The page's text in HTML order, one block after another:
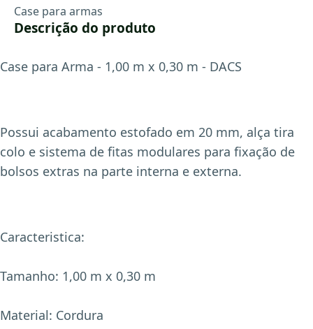
Case para armas
Descrição do produto
Case para Arma - 1,00 m x 0,30 m - DACS
Possui acabamento estofado em 20 mm, alça tira
colo e sistema de fitas modulares para fixação de
bolsos extras na parte interna e externa.
Caracteristica:
Tamanho: 1,00 m x 0,30 m
Material: Cordura